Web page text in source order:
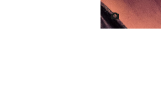
Angela